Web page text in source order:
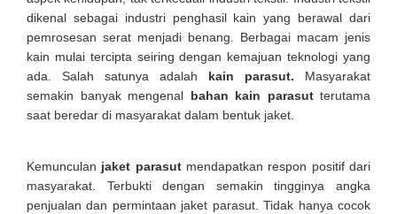
dikenal sebagai industri penghasil kain yang berawal dari
pemrosesan serat menjadi benang. Berbagai macam jenis
kain mulai tercipta seiring dengan kemajuan teknologi yang
ada. Salah satunya adalah kain parasut. Masyarakat
semakin banyak mengenal bahan kain parasutterutama
saat beredar di masyarakat dalam bentuk jaket.
Kemunculan jaket parasutmendapatkan respon positif dari
masyarakat. Terbukti dengan semakin tingginya angka
penjualan dan permintaan jaket parasut. Tidak hanya cocok